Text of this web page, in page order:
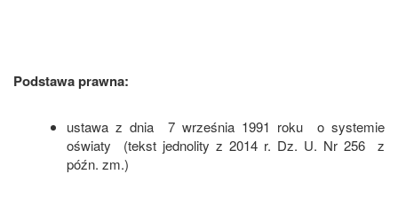
Podstawa prawna:
ustawa z dnia 7 września 1991 roku o systemie
oświaty (tekst jednolity z 2014 r. Dz. U. Nr 256 z
późn. zm.)